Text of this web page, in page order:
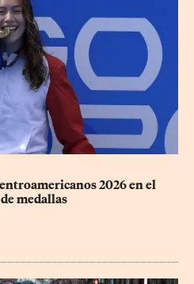
2026 en el
medallas